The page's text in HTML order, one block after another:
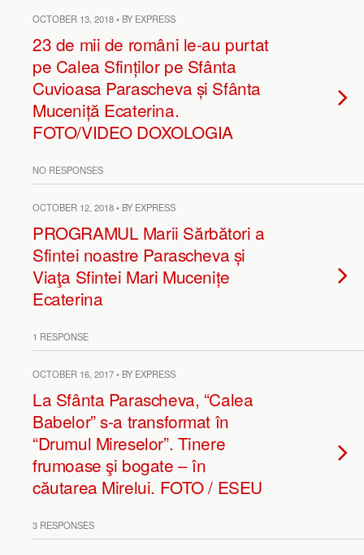
OCTOBER 13, 2018 • BY EXPRESS
23 de mii de români le-au purtat
pe Calea Sfinților pe Sfânta
Cuvioasa Parascheva și Sfânta
Muceniță Ecaterina.
FOTO/VIDEO DOXOLOGIA
NO RESPONSES
OCTOBER 12, 2018 • BY EXPRESS
PROGRAMUL Marii Sărbători a
Sfintei noastre Parascheva și
Viaţa Sfintei Mari Mucenițe
Ecaterina
1 RESPONSE
OCTOBER 16, 2017 • BY EXPRESS
La Sfânta Parascheva, “Calea
Babelor” s-a transformat în
“Drumul Mireselor”. Tinere
frumoase şi bogate – în
căutarea Mirelui. FOTO / ESEU
3 RESPONSES